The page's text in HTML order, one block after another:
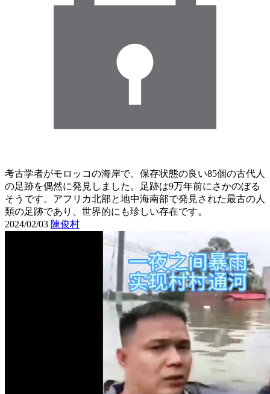
考古学者がモロッコの海岸で、保存状態の良い85個の古代人
の足跡を偶然に発見しました。足跡は9万年前にさかのぼる
そうです。アフリカ北部と地中海南部で発見された最古の人
類の足跡であり、世界的にも珍しい存在です。
2024/02/03 陳俊村